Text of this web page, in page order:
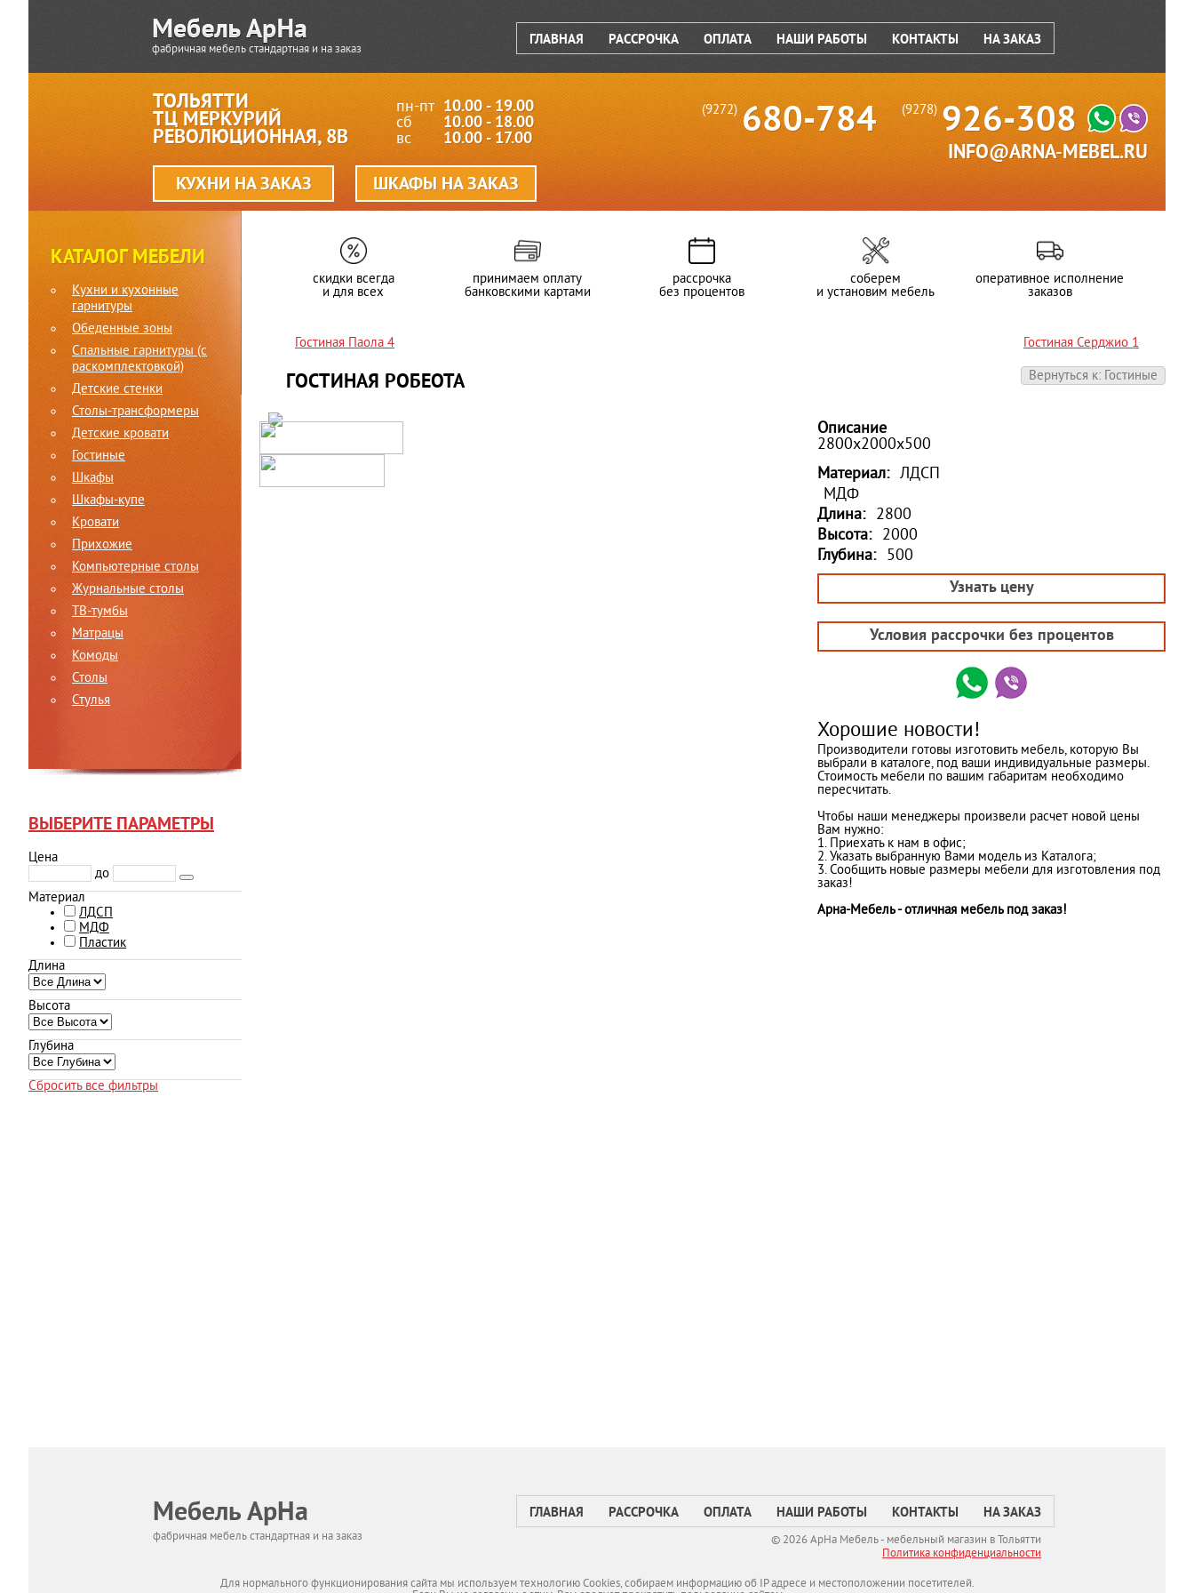
фабричная мебель стандартная и на заказ
ГЛАВНАЯ РАССРОЧКА ОПЛАТА НАШИ РАБОТЫ КОНТАКТЫ НА ЗАКАЗ
(9272) 680-784 (9278) 926-308
INFO@ARNA-MEBEL.RU
ТОЛЬЯТТИ
ТЦ МЕРКУРИЙ
РЕВОЛЮЦИОННАЯ, 8В
пн-пт 10.00 - 19.00
сб 10.00 - 18.00
вс 10.00 - 17.00
КУХНИ НА ЗАКАЗ ШКАФЫ НА ЗАКАЗ
КАТАЛОГ МЕБЕЛИ
Кухни и кухонные
гарнитуры
Обеденные зоны
Спальные гарнитуры (c
раскомплектовкой)
Детские стенки
Столы-трансформеры
Детские кровати
Гостиные
Шкафы
Шкафы-купе
Кровати
Прихожие
Компьютерные столы
Журнальные столы
ТВ-тумбы
Матрацы
Комоды
Столы
Стулья
ВЫБЕРИТЕ ПАРАМЕТРЫ
Цена
до
Материал
ЛДСП
МДФ
Пластик
Длина
Высота
Глубина
Сбросить все фильтры
скидки всегда
и для всех
принимаем оплату
банковскими картами
рассрочка
без процентов
соберем
и установим мебель
оперативное исполнение
заказов
Гостиная Паола 4
Гостиная Серджио 1
Вернуться к: Гостиные
ГОСТИНАЯ РОБЕОТА
Описание
2800х2000х500
Материал: ЛДСП
МДФ
Длина: 2800
Высота: 2000
Глубина: 500
Узнать цену
Условия рассрочки без процентов
Хорошие новости!
Производители готовы изготовить мебель, которую Вы
выбрали в каталоге, под ваши индивидуальные размеры.
Стоимость мебели по вашим габаритам необходимо
пересчитать.
Чтобы наши менеджеры произвели расчет новой цены
Вам нужно:
1. Приехать к нам в офис;
2. Указать выбранную Вами модель из Каталога;
3. Сообщить новые размеры мебели для изготовления под
заказ!
Арна-Мебель - отличная мебель под заказ!
Мебель АрНа
фабричная мебель стандартная и на заказ
ГЛАВНАЯ РАССРОЧКА ОПЛАТА НАШИ РАБОТЫ КОНТАКТЫ НА ЗАКАЗ
© 2026 АрНа Мебель - мебельный магазин в Тольятти
Политикa конфиденциальности
Для нормального функционирования сайта мы используем технологию Cookies, собираем информацию об IP адресе и местоположении посетителей.